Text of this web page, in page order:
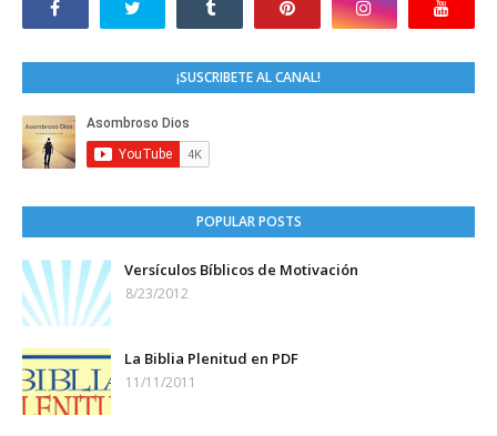
¡SUSCRIBETE AL CANAL!
POPULAR POSTS
Versículos Bíblicos de Motivación
8/23/2012
La Biblia Plenitud en PDF
11/11/2011